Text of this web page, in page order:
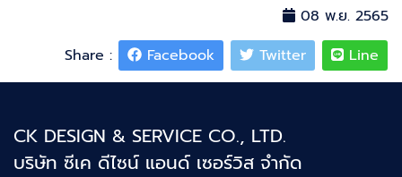
08 พ.ย. 2565
Share :
Facebook Twitter Line
CK DESIGN & SERVICE CO., LTD.
บริษัท ซีเค ดีไซน์ แอนด์ เซอร์วิส จำกัด